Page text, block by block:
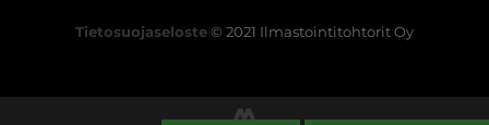
Tietosuojaseloste© 2021 Ilmastointitohtorit Oy